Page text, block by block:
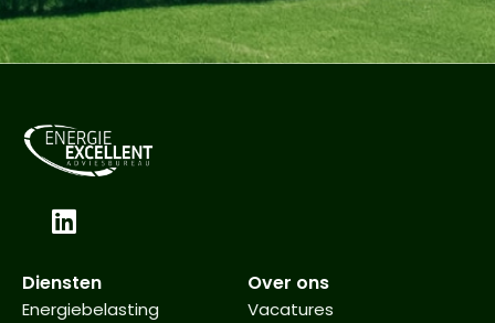
Diensten
Energiebelasting
Over ons
Vacatures